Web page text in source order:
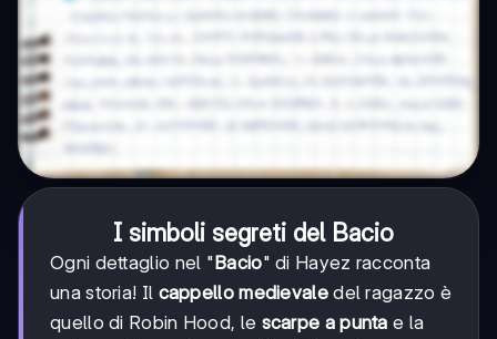
I simboli segreti del Bacio
Ogni dettaglio nel "Bacio" di Hayez racconta
una storia! Il cappello medievaledel ragazzo è
quello di Robin Hood, le scarpe a punta e la